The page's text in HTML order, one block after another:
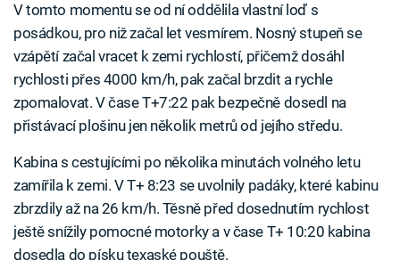
V tomto momentu se od ní oddělila vlastní loď s
posádkou, pro niž začal let vesmírem. Nosný stupeň se
vzápětí začal vracet k zemi rychlostí, přičemž dosáhl
rychlosti přes 4000 km/h, pak začal brzdit a rychle
zpomalovat. V čase T+7:22 pak bezpečně dosedl na
přistávací plošinu jen několik metrů od jejího středu.
Kabina s cestujícími po několika minutách volného letu
zamířila k zemi. V T+ 8:23 se uvolnily padáky, které kabinu
zbrzdily až na 26 km/h. Těsně před dosednutím rychlost
ještě snížily pomocné motorky a v čase T+ 10:20 kabina
dosedla do písku texaské pouště.